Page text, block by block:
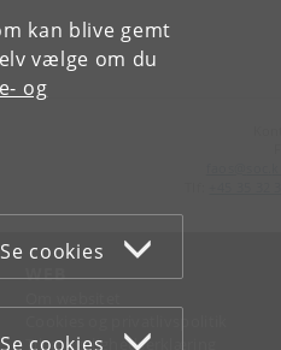
kan blive gemt
vælge om du
og
Se cookies
Se cookies
WEB
Tilgængelighedserklæring